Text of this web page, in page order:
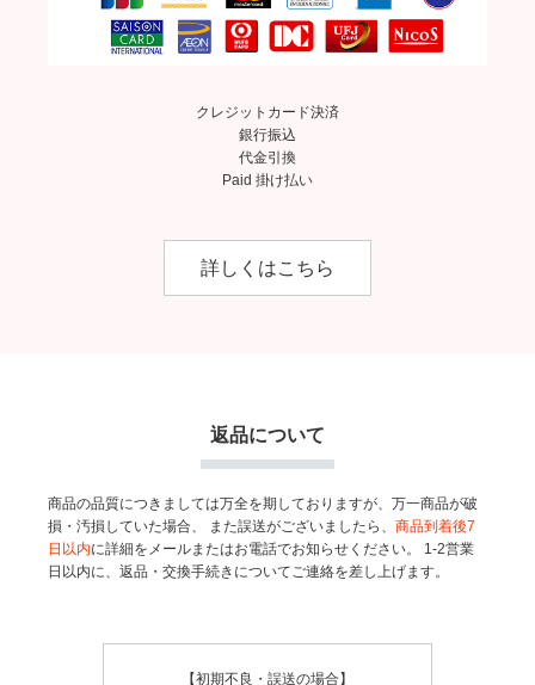
クレジットカード決済
銀行振込
代金引換
Paid 掛け払い
詳しくはこちら
返品について
商品の品質につきましては万全を期しておりますが、万一商品が破
損・汚損していた場合、
また誤送がございましたら、商品到着後7
日以内に詳細をメールまたはお電話でお知らせください。
1-2営業
日以内に、返品・交換手続きについてご連絡を差し上げます。
【初期不良・誤送の場合】